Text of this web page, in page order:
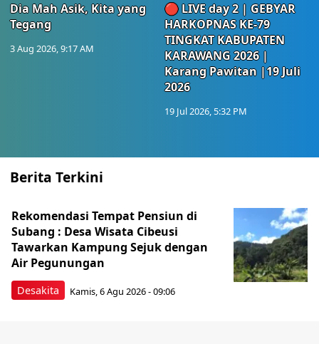
Dia Mah Asik, Kita yang
Tegang
3 Aug 2026, 9:17 AM
🔴 LIVE day 2 | GEBYAR
HARKOPNAS KE-79
TINGKAT KABUPATEN
KARAWANG 2026 |
Karang Pawitan |19 Juli
2026
19 Jul 2026, 5:32 PM
Berita Terkini
Desakita
Rekomendasi Tempat Pensiun di
Subang : Desa Wisata Cibeusi
Tawarkan Kampung Sejuk dengan
Air Pegunungan
Kamis, 6 Agu 2026 - 09:06